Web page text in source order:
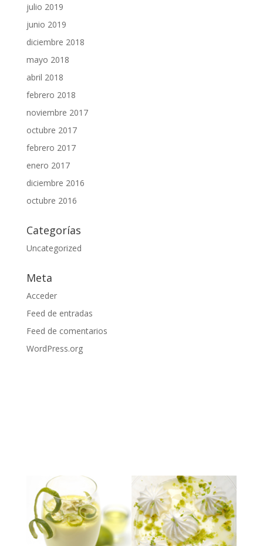
julio 2019
junio 2019
diciembre 2018
mayo 2018
abril 2018
febrero 2018
noviembre 2017
octubre 2017
febrero 2017
enero 2017
diciembre 2016
octubre 2016
Categorías
Uncategorized
Meta
Acceder
Feed de entradas
Feed de comentarios
WordPress.org